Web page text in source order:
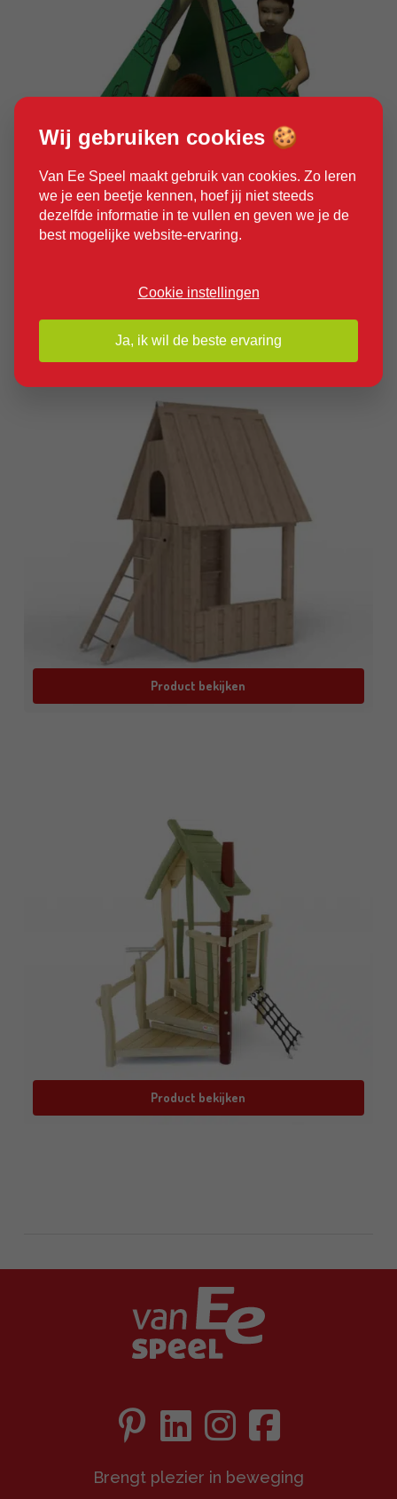
Product bekijken
Product bekijken
Brengt plezier in beweging
Wij gebruiken cookies 🍪
Van Ee Speel maakt gebruik van cookies. Zo leren
we je een beetje kennen, hoef jij niet steeds
dezelfde informatie in te vullen en geven we je de
best mogelijke website-ervaring.
Cookie instellingen
Ja, ik wil de beste ervaring